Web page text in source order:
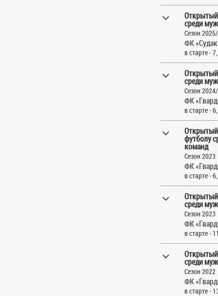
среди
Сезон
ФК
в старте -
среди
Сезон
ФК
в старте -
футболу
команд
Сезон 2023
ФК
в старте -
среди
Сезон 2023
ФК
в старте -
среди
Сезон 2022
ФК
в старте -